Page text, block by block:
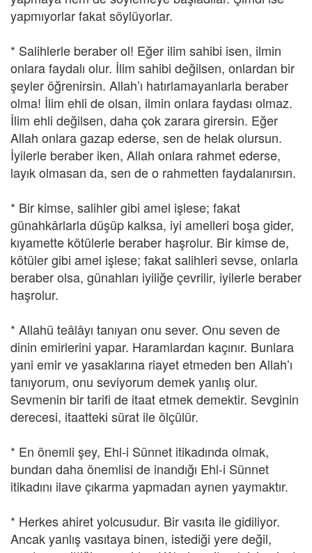
yapmıyorlar fakat söylüyorlar.
* Salihlerle beraber ol! Eğer ilim sahibi isen, ilmin
onlara faydalı olur. İlim sahibi değilsen, onlardan bir
şeyler öğrenirsin. Allah’ı hatırlamayanlarla beraber
olma! İlim ehli de olsan, ilmin onlara faydası olmaz.
İlim ehli değilsen, daha çok zarara girersin. Eğer
Allah onlara gazap ederse, sen de helak olursun.
İyilerle beraber iken, Allah onlara rahmet ederse,
layık olmasan da, sen de o rahmetten faydalanırsın.
* Bir kimse, salihler gibi amel işlese; fakat
günahkârlarla düşüp kalksa, iyi amelleri boşa gider,
kıyamette kötülerle beraber haşrolur. Bir kimse de,
kötüler gibi amel işlese; fakat salihleri sevse, onlarla
beraber olsa, günahları iyiliğe çevrilir, iyilerle beraber
haşrolur.
* Allahü teâlâyı tanıyan onu sever. Onu seven de
dinin emirlerini yapar. Haramlardan kaçınır. Bunlara
yani emir ve yasaklarına riayet etmeden ben Allah’ı
tanıyorum, onu seviyorum demek yanlış olur.
Sevmenin bir tarifi de itaat etmek demektir. Sevginin
derecesi, itaatteki sürat ile ölçülür.
* En önemli şey, Ehl-i Sünnet itikadında olmak,
bundan daha önemlisi de inandığı Ehl-i Sünnet
itikadını ilave çıkarma yapmadan aynen yaymaktır.
* Herkes ahiret yolcusudur. Bir vasıta ile gidiliyor.
Ancak yanlış vasıtaya binen, istediği yere değil,